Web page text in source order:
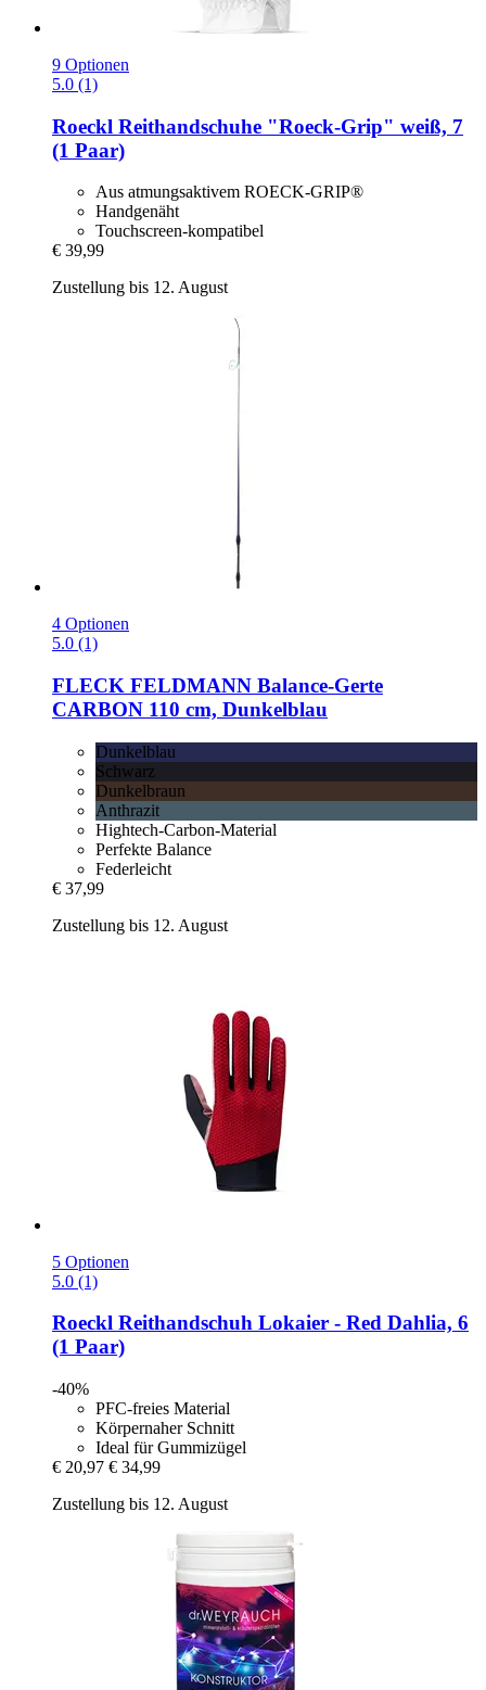
9 Optionen
5.0 (1)
Roeckl Reithandschuhe "Roeck-​Grip" weiß, 7
(1 Paar)
Aus atmungsaktivem ROECK-GRIP®
Handgenäht
Touchscreen-kompatibel
€ 39,99
Zustellung bis 12. August
4 Optionen
5.0 (1)
FLECK FELDMANN Balance-​Gerte
CARBON 110 cm, Dunkelblau
Dunkelblau
Schwarz
Dunkelbraun
Anthrazit
Hightech-Carbon-Material
Perfekte Balance
Federleicht
€ 37,99
Zustellung bis 12. August
5 Optionen
5.0 (1)
Roeckl Reithandschuh Lokaier -​ Red Dahlia, 6
(1 Paar)
-40%
PFC-freies Material
Körpernaher Schnitt
Ideal für Gummizügel
€ 20,97 € 34,99
Zustellung bis 12. August